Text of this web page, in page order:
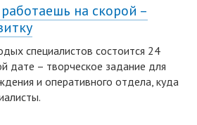
на скорой –
специалистов состоится 24
дате – творческое задание для
и оперативного отдела, куда